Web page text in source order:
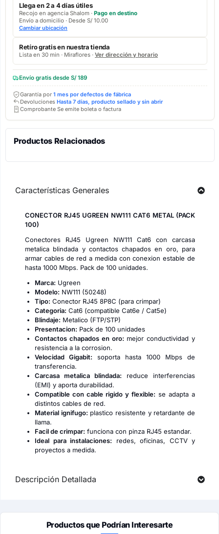
Llega en 2 a 4 días útiles
Recojo en agencia Shalom · Pago en destino
Envío a domicilio · Desde S/ 10.00
Cambiar ubicación
Retíro gratis en nuestra tienda
Lista en 30 min · Miraflores · Ver dirección y horario
Envío gratis desde S/ 189
Garantía por 1 mes por defectos de fábrica
Devoluciones Hasta 7 días, producto sellado y sin abrir
Comprobante Se emite boleta o factura
Productos Relacionados
Características Generales
CONECTOR RJ45 UGREEN NW111 CAT6 METAL (PACK
100)
Conectores RJ45 Ugreen NW111 Cat6 con carcasa
metalica blindada y contactos chapados en oro, para
armar cables de red a medida con conexion estable de
hasta 1000 Mbps. Pack de 100 unidades.
Marca: Ugreen
Modelo: NW111 (50248)
Tipo: Conector RJ45 8P8C (para crimpar)
Categoria: Cat6 (compatible Cat6e / Cat5e)
Blindaje: Metalico (FTP/STP)
Presentacion: Pack de 100 unidades
Contactos chapados en oro: mejor conductividad y
resistencia a la corrosion.
Velocidad Gigabit: soporta hasta 1000 Mbps de
transferencia.
Carcasa metalica blindada: reduce interferencias
(EMI) y aporta durabilidad.
Compatible con cable rigido y flexible: se adapta a
distintos cables de red.
Material ignifugo: plastico resistente y retardante de
llama.
Facil de crimpar: funciona con pinza RJ45 estandar.
Ideal para instalaciones: redes, oficinas, CCTV y
proyectos a medida.
Descripción Detallada
Productos que Podrían Interesarte